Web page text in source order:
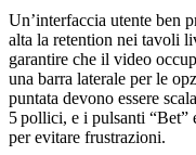
Un’interfaccia utente ben
alta la retention nei tavoli
garantire che il video
una barra laterale per le
puntata devono essere
5 pollici, e i pulsanti “Bet”
per evitare frustrazioni.